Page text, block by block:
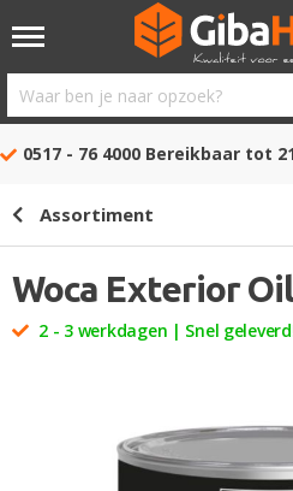
Waar
ben
opzoek?
0517 - 76 4000 Bereikbaar tot
Assortiment
Woca Exterior
2 - 3 werkdagen | Snel